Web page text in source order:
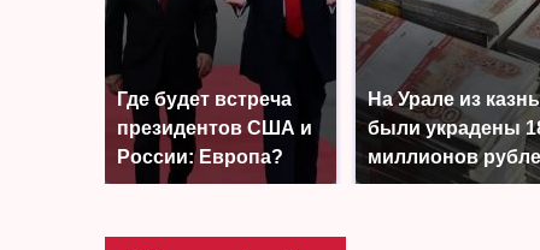
Где будет встреча
президентов США и
России: Европа?
На Урале из
были украдены
миллионов